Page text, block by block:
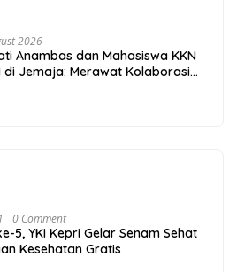
2026
Anambas dan Mahasiswa KKN
di Jemaja: Merawat Kolaborasi
0 Comment
5, YKI Kepri Gelar Senam Sehat
Kesehatan Gratis